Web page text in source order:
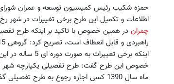
حمزه شکیب رئیس کمیسیون توسعه و عمران شورای
اطلاعات و تکمیل این طرح برخی تغییرات در شهر
چمران در همین خصوص با تاکید بر اینکه طرح
اینکه برخی
خصوص این طرح گفت: طرح تفصیلی یکپارچه شهر
ماه سال 1390 کسی اجازه رجوع به طرح تفصیلی گذشته را نخواهد داشت.